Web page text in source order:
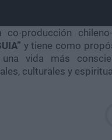
producción
y tiene como
vida más
culturales y